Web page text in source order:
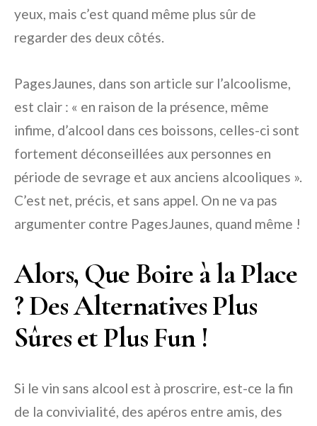
yeux, mais c’est quand même plus sûr de
regarder des deux côtés.
PagesJaunes, dans son article sur l’alcoolisme,
est clair : « en raison de la présence, même
infime, d’alcool dans ces boissons, celles-ci sont
fortement déconseillées aux personnes en
période de sevrage et aux anciens alcooliques ».
C’est net, précis, et sans appel. On ne va pas
argumenter contre PagesJaunes, quand même !
Alors, Que Boire à la Place
? Des Alternatives Plus
Sûres et Plus Fun !
Si le vin sans alcool est à proscrire, est-ce la fin
de la convivialité, des apéros entre amis, des